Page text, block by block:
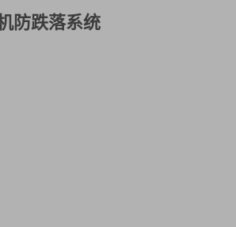
防跌落系统